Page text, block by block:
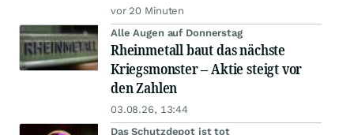
vor 20 Minuten
Alle Augen auf Donnerstag
Rheinmetall baut das nächste
Kriegsmonster – Aktie steigt vor
den Zahlen
03.08.26, 13:44
Das Schutzdepot ist tot